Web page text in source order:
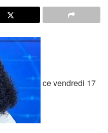
ce vendredi 17